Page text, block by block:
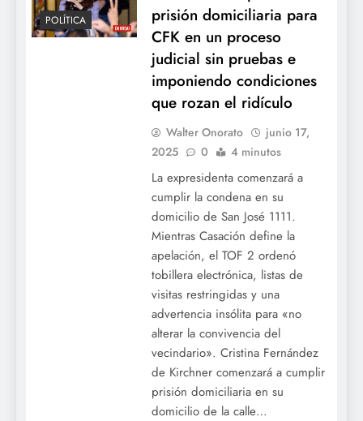
POLÍTICA
prisión domiciliaria para
CFK en un proceso
judicial sin pruebas e
imponiendo condiciones
que rozan el ridículo
Walter Onorato
junio 17,
2025
0 4 minutos
La expresidenta comenzará a
cumplir la condena en su
domicilio de San José 1111.
Mientras Casación define la
apelación, el TOF 2 ordenó
tobillera electrónica, listas de
visitas restringidas y una
advertencia insólita para «no
alterar la convivencia del
vecindario». Cristina Fernández
de Kirchner comenzará a cumplir
prisión domiciliaria en su
domicilio de la calle…